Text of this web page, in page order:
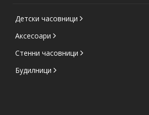
Детски часовници
Аксесоари
Стенни часовници
Будилници